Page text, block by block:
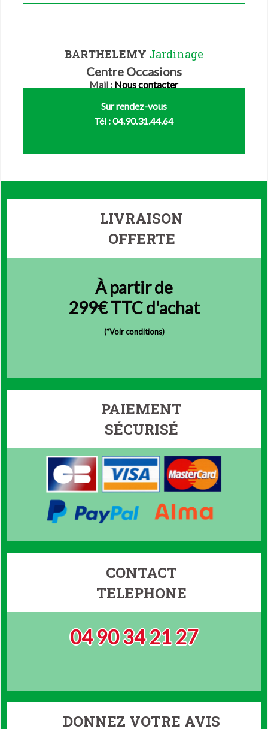
BARTHELEMY Jardinage
Centre Occasions
Mail : Nous contacter
Sur rendez-vous
Tél : 04.90.31.44.64
LIVRAISON
OFFERTE
À partir de
299€ TTC d'achat
(*Voir conditions)
PAIEMENT
SÉCURISÉ
CONTACT
TELEPHONE
04 90 34 21 27
DONNEZ VOTRE AVIS